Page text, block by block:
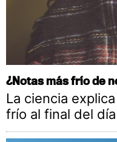
¿Notas más frío de
La ciencia
frío al final del día